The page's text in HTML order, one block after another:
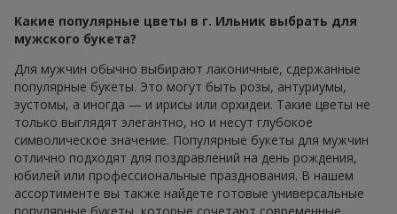
Какие популярные цветы в г. Ильник выбрать для
мужского букета?
Для мужчин обычно выбирают лаконичные, сдержанные
популярные букеты. Это могут быть розы, антуриумы,
эустомы, а иногда — и ирисы или орхидеи. Такие цветы не
только выглядят элегантно, но и несут глубокое
символическое значение. Популярные букеты для мужчин
отлично подходят для поздравлений на день рождения,
юбилей или профессиональные празднования. В нашем
ассортименте вы также найдете готовые универсальные